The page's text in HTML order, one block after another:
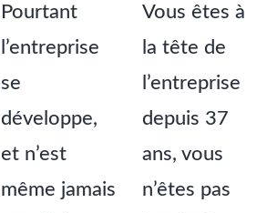
Pourtant
l’entreprise
se
développe,
et n’est
même jamais
Vous êtes à
la tête de
l’entreprise
depuis 37
ans, vous
n’êtes pas